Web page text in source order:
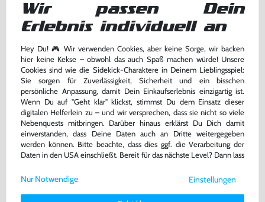
GEKAUFT
AV Cinchkabel / Cinch Kabel -
[Dritthersteller]
gebraucht
AV Cinchkabel / Cinch Kabel -
[Dritthersteller]
ohne OVP, NEU
Wir passen Dein
Erlebnis individuell an
Hey Du! 🎮 Wir verwenden Cookies, aber keine Sorge, wir backen
hier keine Kekse – obwohl das auch Spaß machen würde! Unsere
Cookies sind wie die Sidekick-Charaktere in Deinem Lieblingsspiel:
Sie sorgen für Zuverlässigkeit, Sicherheit und ein bisschen
persönliche Anpassung, damit Dein Einkaufserlebnis einzigartig ist.
Wenn Du auf "Geht klar" klickst, stimmst Du dem Einsatz dieser
digitalen Helferlein zu – und wir versprechen, dass sie nicht so viele
Nebenquests mitbringen. Darüber hinaus erklärst Du Dich damit
einverstanden, dass Deine Daten auch an Dritte weitergegeben
werden können. Bitte beachte, dass dies ggf. die Verarbeitung der
Daten in den USA einschließt. Bereit für das nächste Level? Dann lass
Weitere Informationen zu den von uns verwendeten Cookies und
Deinen Rechten als Nutzer findest Du in unsererDaten­schutz­
Einstellungen
Nur Notwendige